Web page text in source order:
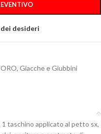
desideri
, Giacche e Giubbini
taschino applicato al petto sx,